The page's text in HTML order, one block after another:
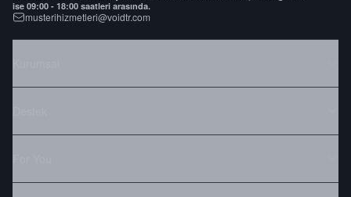
ise 09:00 - 18:00 saatleri arasında.
musterihizmetleri@voidtr.com